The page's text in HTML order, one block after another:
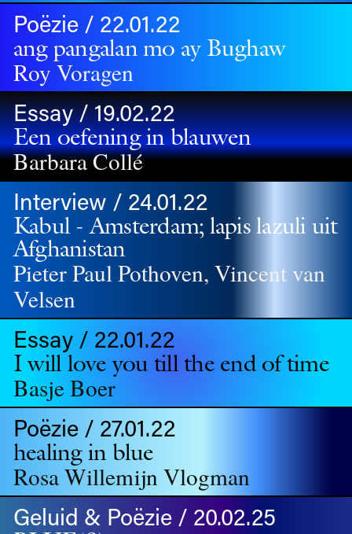
Poëzie / 22.01.22
ang pangalan mo ay Bughaw
Roy Voragen
Essay / 19.02.22
Een oefening in blauwen
Barbara Collé
Interview / 24.01.22
Kabul - Amsterdam; lapis lazuli uit
Afghanistan
Pieter Paul Pothoven, Vincent van
Velsen
Essay / 22.01.22
I will love you till the end of time
Basje Boer
Poëzie / 27.01.22
healing in blue
Rosa Willemijn Vlogman
Geluid & Poëzie / 20.02.25